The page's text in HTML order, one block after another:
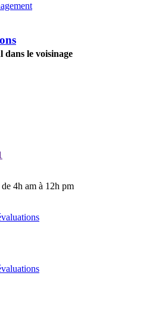
dans le voisinage
4h am à 12h pm